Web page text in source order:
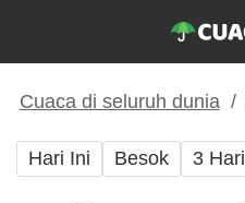
Cuaca di seluruh dunia
Hari Ini Besok 3 Hari